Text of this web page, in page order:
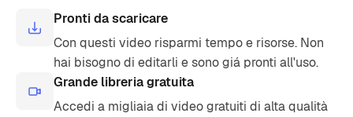
Pronti da scaricare
Con questi video risparmi tempo e risorse. Non
hai bisogno di editarli e sono giá pronti all'uso.
Grande libreria gratuita
Accedi a migliaia di video gratuiti di alta qualità